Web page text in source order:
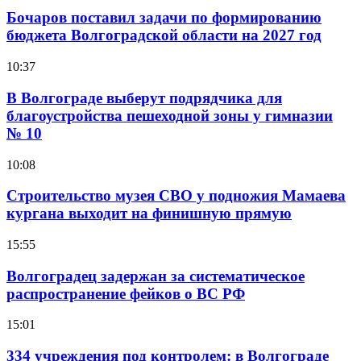
Бочаров поставил задачи по формированию
бюджета Волгоградской области на 2027 год
10:37
В Волгограде выберут подрядчика для
благоустройства пешеходной зоны у гимназии
№ 10
10:08
Строительство музея СВО у подножия Мамаева
кургана выходит на финишную прямую
15:55
Волгоградец задержан за систематическое
распространение фейков о ВС РФ
15:01
334 учреждения под контролем: в Волгограде